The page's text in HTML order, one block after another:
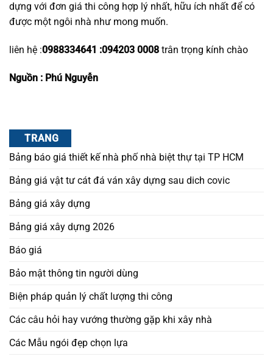
dựng với đơn giá thi công hợp lý nhất, hữu ích nhất để có
được một ngôi nhà như mong muốn.
liên hệ :0988334641 :094203 0008 trân trọng kính chào
Nguồn : Phú Nguyễn
TRANG
Bảng báo giá thiết kế nhà phố nhà biệt thự tại TP HCM
Bảng giá vật tư cát đá ván xây dựng sau dich covic
Bảng giá xây dựng
Bảng giá xây dựng 2026
Báo giá
Bảo mật thông tin người dùng
Biện pháp quản lý chất lượng thi công
Các câu hỏi hay vướng thường gặp khi xây nhà
Các Mẫu ngói đẹp chọn lựa